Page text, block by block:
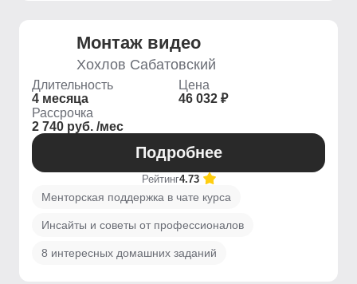
Монтаж видео
Хохлов Сабатовский
Длительность
4 месяца
Цена
46 032 ₽
Рассрочка
2 740 руб. /мес
Подробнее
Рейтинг4.73
Менторская поддержка в чате курса
Инсайты и советы от профессионалов
8 интересных домашних заданий